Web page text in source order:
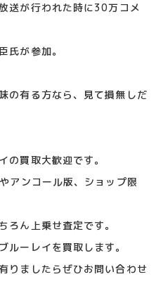
送が行われた時に30万コメ
氏が参加。
の有る方なら、見て損無しだ
の買取大歓迎です。
アンコール版、ショップ限
ろん上乗せ査定です。
ルーレイを買取します。
りましたらぜひお問い合わせ